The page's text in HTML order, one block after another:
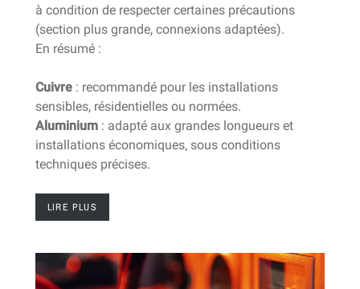
à condition de respecter certaines précautions
(section plus grande, connexions adaptées).
En résumé :
Cuivre : recommandé pour les installations
sensibles, résidentielles ou normées.
Aluminium : adapté aux grandes longueurs et
installations économiques, sous conditions
techniques précises.
LIRE PLUS